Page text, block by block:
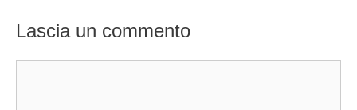
Lascia un commento